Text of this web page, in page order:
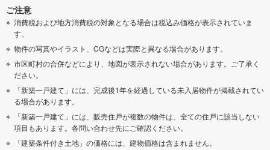
ご注意
消費税および地方消費税の対象となる場合は税込み価格が表示されていま
す。
物件の写真やイラスト、CGなどは実際と異なる場合があります。
市区町村の合併などにより、地図が表示されない場合があります。ご了承く
ださい。
「新築一戸建て」には、完成後1年を経過している未入居物件が掲載されてい
る場合があります。
「新築一戸建て」には、販売住戸が複数の物件は、全ての住戸に該当しない
項目もあります。各問い合わせ先にご確認ください。
「建築条件付き土地」の価格には、建物価格は含まれません。